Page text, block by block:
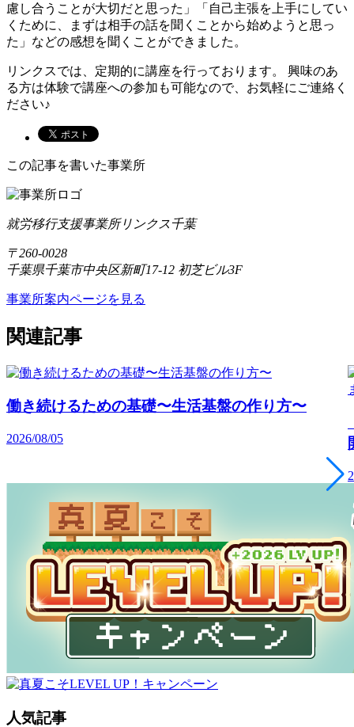
慮し合うことが大切だと思った」「自己主張を上手にしてい
くために、まずは相手の話を聞くことから始めようと思っ
た」などの感想を聞くことができました。
リンクスでは、定期的に講座を行っております。 興味のあ
る方は体験で講座への参加も可能なので、お気軽にご連絡く
ださい♪
この記事を書いた事業所
就労移行支援事業所リンクス千葉
〒260-0028
千葉県千葉市中央区新町17-12 初芝ビル3F
事業所案内ページを見る
関連記事
働き続けるための基礎〜生活基盤の作り方〜
2026/08/05
人気記事